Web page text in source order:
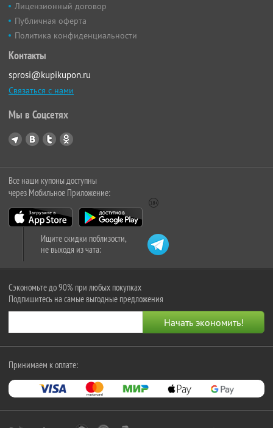
Лицензионный договор
Публичная оферта
Политика конфиденциальности
Контакты
sprosi@kupikupon.ru
Связаться с нами
Мы в Соцсетях
Все наши купоны доступны
через Мобильное Приложение:
Ищите скидки поблизости,
не выходя из чата:
Сэкономьте до 90% при любых покупках
Подпишитесь на самые выгодные предложения
Принимаем к оплате: